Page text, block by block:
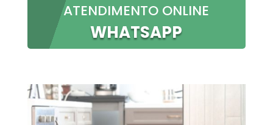
ATENDIMENTO ONLINE
WHATSAPP